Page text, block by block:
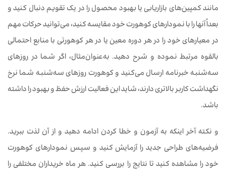
مانند کمپین‌های بازاریابی یا بهبود محصول را در یک تقویم دنبال کنید و
بعداً آنها را با نمودارهای کوهورت خود مقایسه کنید، می‌توانید حرکات مهم
در معیارهای خود را در هر دوره معین یا در هر کوهورتی با منابع احتمالی
بالقوه مرتبط نموده و شرح دهید. به‌عنوان‌مثال، اگر شما در روزهای
سه‌شنبه خبرنامه ارسال می‌کنید و کوهورت روزهای سه‌شنبه شما نرخ
نگهداشت کاربر بالاتری دارند، شاید این فعالیت ارزش حفظ و بهبود را داشته
باشد.
و نکته آخر اینکه به آزمون و خطا کردن ادامه دهید و از آن لذت ببرید.
فرضیه‌های طراحی جدید را آزمایش کنید و سپس نمودارهای کوهورت
خود را مشاهده کنید تا نتایج را بررسی کنید. هر ماه خریداران مختلفی را